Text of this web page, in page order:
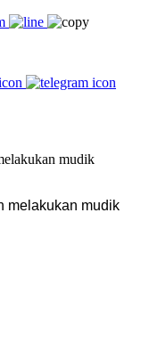
melakukan mudik